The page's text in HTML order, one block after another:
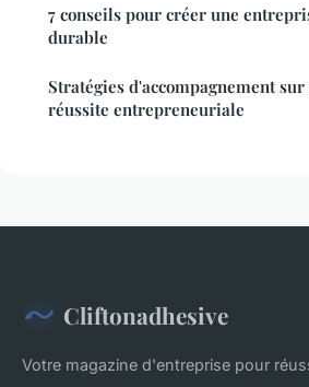
7 conseils pour créer une
durable
Stratégies d'accompagnement
réussite entrepreneuriale
Cliftonadhesive
Votre magazine d'entreprise pour